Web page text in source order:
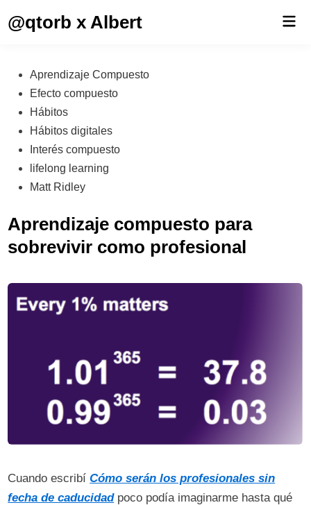
@qtorb x Albert
Publicado
en
Aprendizaje Compuesto
Efecto compuesto
Hábitos
Hábitos digitales
Interés compuesto
lifelong learning
Matt Ridley
Aprendizaje compuesto para
sobrevivir como profesional
Cuando escribíCómo serán los profesionales sin
fecha de caducidadpoco podía imaginarme hasta qué